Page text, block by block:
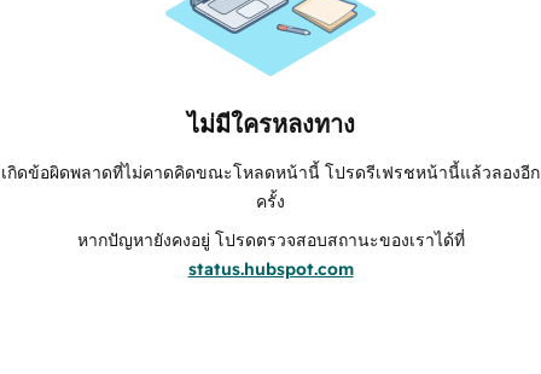
ไม่มีใครหลงทาง
เกิดข้อผิดพลาดที่ไม่คาดคิดขณะโหลดหน้านี้ โปรดรีเฟรชหน้านี้แล้วลองอีก
ครั้ง
หากปัญหายังคงอยู่ โปรดตรวจสอบสถานะของเราได้ที่
status.hubspot.com